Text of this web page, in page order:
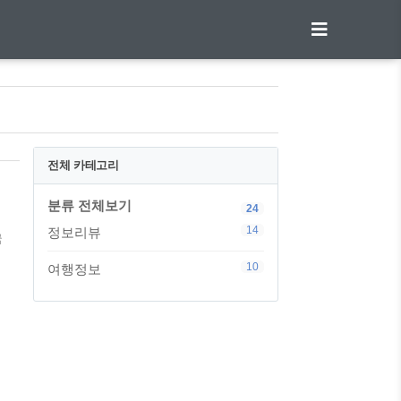
전체 카테고리
분류 전체보기 24
정보리뷰 14
여행정보 10